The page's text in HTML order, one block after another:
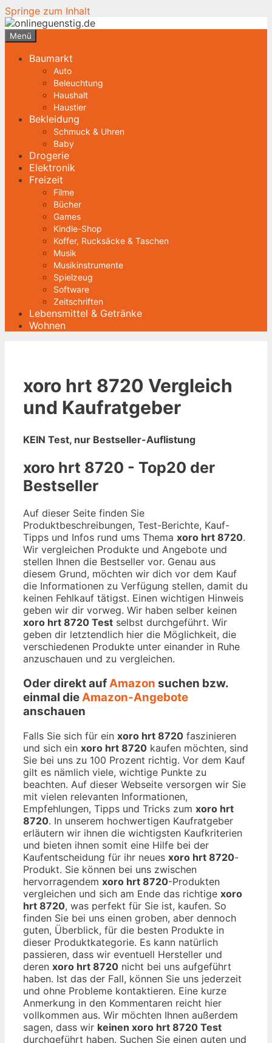
Springe zum Inhalt
Menü
Baumarkt
Auto
Beleuchtung
Haushalt
Haustier
Bekleidung
Schmuck & Uhren
Baby
Drogerie
Elektronik
Freizeit
Filme
Bücher
Games
Kindle-Shop
Koffer, Rucksäcke & Taschen
Musik
Musikinstrumente
Spielzeug
Software
Zeitschriften
Lebensmittel & Getränke
Wohnen
xoro hrt 8720 Vergleich
und Kaufratgeber
KEIN Test, nur Bestseller-Auflistung
xoro hrt 8720 - Top20 der
Bestseller
Auf dieser Seite finden Sie
Produktbeschreibungen, Test-Berichte, Kauf-
Tipps und Infos rund ums Thema xoro hrt 8720.
Wir vergleichen Produkte und Angebote und
stellen Ihnen die Bestseller vor. Genau aus
diesem Grund, möchten wir dich vor dem Kauf
die Informationen zu Verfügung stellen, damit du
keinen Fehlkauf tätigst. Einen wichtigen Hinweis
geben wir dir vorweg. Wir haben selber keinen
xoro hrt 8720 Test selbst durchgeführt. Wir
geben dir letztendlich hier die Möglichkeit, die
verschiedenen Produkte unter einander in Ruhe
anzuschauen und zu vergleichen.
Oder direkt aufAmazon suchen bzw.
einmal dieAmazon-Angebote
anschauen
Falls Sie sich für ein xoro hrt 8720 faszinieren
und sich ein xoro hrt 8720 kaufen möchten, sind
Sie bei uns zu 100 Prozent richtig. Vor dem Kauf
gilt es nämlich viele, wichtige Punkte zu
beachten. Auf dieser Webseite versorgen wir Sie
mit vielen relevanten Informationen,
Empfehlungen, Tipps und Tricks zum xoro hrt
8720. In unserem hochwertigen Kaufratgeber
erläutern wir ihnen die wichtigsten Kaufkriterien
und bieten ihnen somit eine Hilfe bei der
Kaufentscheidung für ihr neues xoro hrt 8720-
Produkt. Sie können bei uns zwischen
hervorragendem xoro hrt 8720-Produkten
vergleichen und sich am Ende das richtige xoro
hrt 8720, was perfekt für Sie ist, kaufen. So
finden Sie bei uns einen groben, aber dennoch
guten, Überblick, für die besten Produkte in
dieser Produktkategorie. Es kann natürlich
passieren, dass wir eventuell Hersteller und
deren xoro hrt 8720 nicht bei uns aufgeführt
haben. Ist das der Fall, können Sie uns jederzeit
und ohne Probleme kontaktieren. Eine kurze
Anmerkung in den Kommentaren reicht hier
vollkommen aus. Wir möchten Ihnen außerdem
sagen, dass wir keinen xoro hrt 8720 Test
durchgeführt haben. Suchen Sie einen guten und